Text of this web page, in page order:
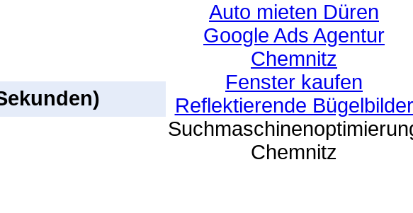
Auto mieten Düren
Google Ads Agentur
Chemnitz
Fenster kaufen
Reflektierende Bügelbilder
Chemnitz